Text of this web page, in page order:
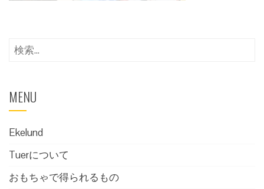
検
MENU
Ekelund
Tuerについて
おもちゃで得られるもの